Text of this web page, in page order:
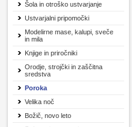
Šola in otroško ustvarjanje
Ustvarjalni pripomočki
Modelirne mase, kalupi, sveče
in mila
Knjige in priročniki
Orodje, strojčki in zaščitna
sredstva
Poroka
Velika noč
Božič, novo leto